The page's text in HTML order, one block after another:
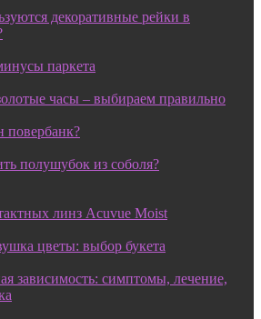
декоративные рейки в
паркета
часы – выбираем правильно
повербанк?
полушубок из соболя?
линз Acuvue Moist
цветы: выбор букета
зависимость: симптомы, лечение,